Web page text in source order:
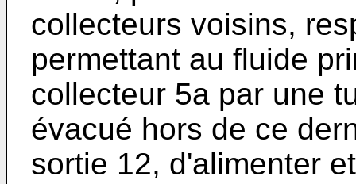
collecteurs voisins,
permettant au fluide
collecteur 5a par une
évacué hors de ce
sortie 12, d'alimenter